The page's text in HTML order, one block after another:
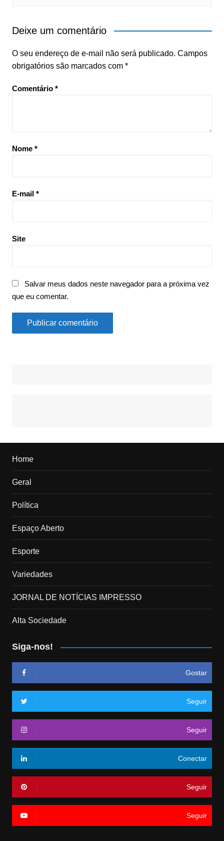
Deixe um comentário
O seu endereço de e-mail não será publicado. Campos
obrigatórios são marcados com *
Comentário *
Nome *
E-mail *
Site
Salvar meus dados neste navegador para a próxima vez
que eu comentar.
Home
Geral
Política
Espaço Aberto
Esporte
Variedades
JORNAL DE NOTÍCIAS IMPRESSO
Alta Sociedade
Siga-nos!
Gostar
Seguir
Seguir
Conectar
Seguir
Seguir